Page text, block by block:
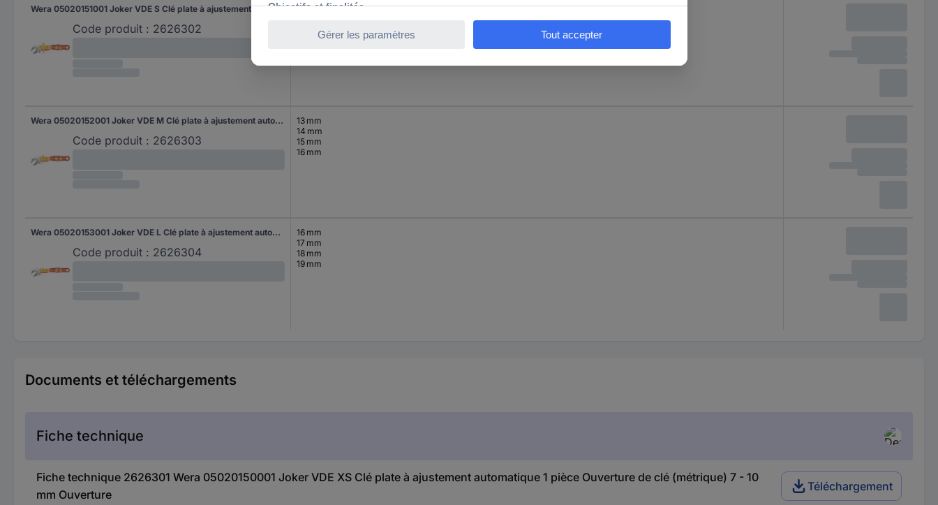
Wera 05020151001 Joker VDE S Clé plate à ajustement automatique 1 pièce Ouverture de clé (métrique) 10 - 13 mm Ouverture de clé (pouces) (uniquement pour le titre) 1/2" - 7/16"
Code produit : 2626302
10 mm
12 mm
13 mm
Wera 05020152001 Joker VDE M Clé plate à ajustement automatique 1 pièce Ouverture de clé (métrique) 13 - 16 mm Ouverture de clé (pouces) (uniquement pour le titre) 1/2" - 5/8"
Code produit : 2626303
13 mm
14 mm
15 mm
16 mm
Wera 05020153001 Joker VDE L Clé plate à ajustement automatique 1 pièce Ouverture de clé (métrique) 16 - 19 mm Ouverture de clé (pouces) (uniquement pour le titre) 3/4" - 5/8"
Code produit : 2626304
16 mm
17 mm
18 mm
19 mm
Documents et téléchargements
Fiche technique
Fiche technique 2626301 Wera 05020150001 Joker VDE XS Clé plate à ajustement automatique 1 pièce Ouverture de clé (métrique) 7 - 10
mm Ouverture
Téléchargement